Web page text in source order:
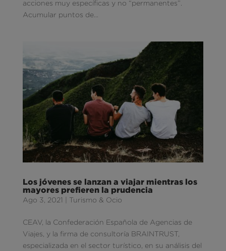
acciones muy específicas y no “permanentes”.
Acumular puntos de...
Los jóvenes se lanzan a viajar mientras los
mayores prefieren la prudencia
Ago 3, 2021 Turismo & Ocio
CEAV, la Confederación Española de Agencias de
Viajes, y la firma de consultoría BRAINTRUST,
especializada en el sector turístico, en su análisis del